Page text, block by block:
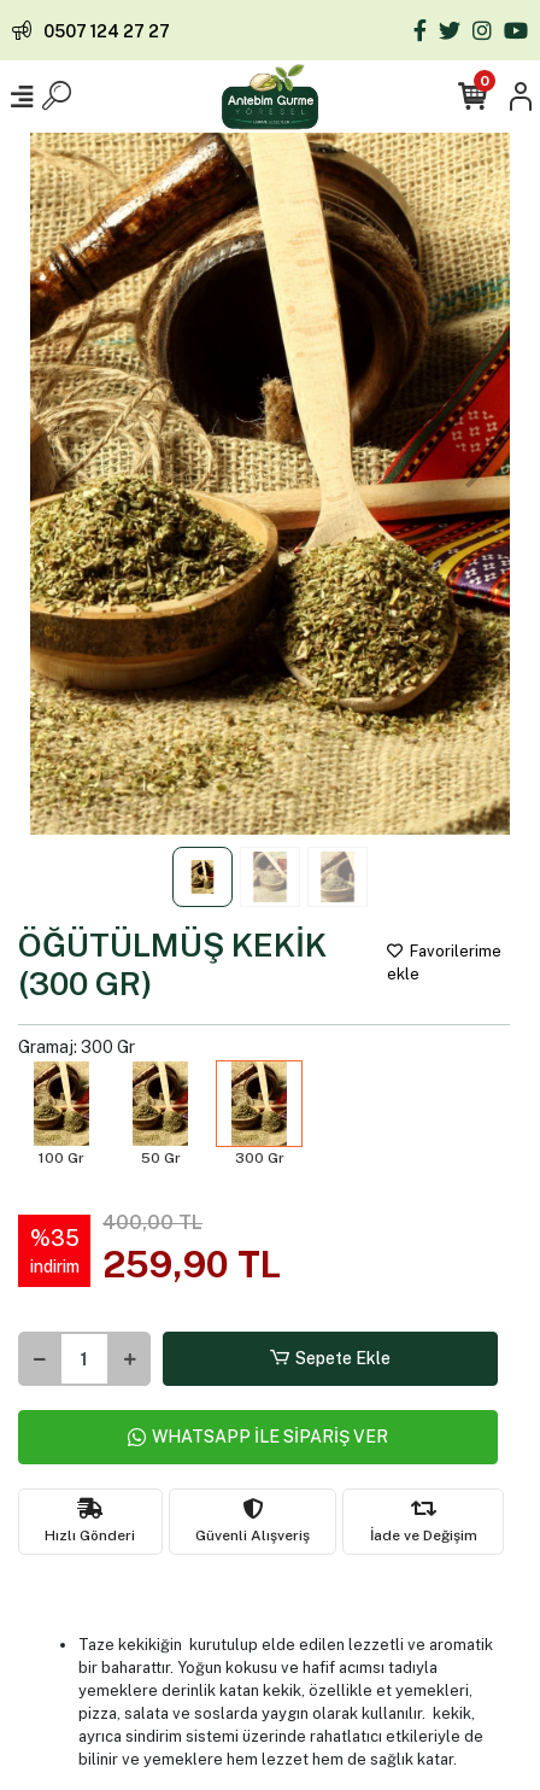
0507 124 27 27
0
ÖĞÜTÜLMÜŞ KEKİK
(300 GR)
Favorilerime
ekle
Gramaj: 300 Gr
100 Gr 50 Gr 300 Gr
%35
indirim
400,00 TL
259,90 TL
Sepete Ekle
WHATSAPP İLE SİPARİŞ VER
Hızlı Gönderi Güvenli Alışveriş İade ve Değişim
Taze kekikiğin kurutulup elde edilen lezzetli ve aromatik
bir baharattır. Yoğun kokusu ve hafif acımsı tadıyla
yemeklere derinlik katan kekik, özellikle et yemekleri,
pizza, salata ve soslarda yaygın olarak kullanılır. kekik,
ayrıca sindirim sistemi üzerinde rahatlatıcı etkileriyle de
bilinir ve yemeklere hem lezzet hem de sağlık katar.